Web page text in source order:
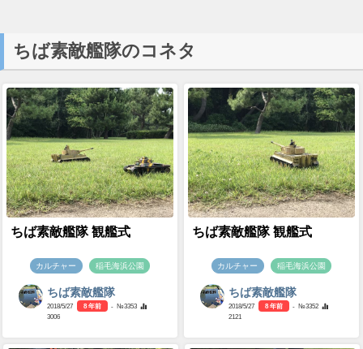
ちば素敵艦隊のコネタ
ちば素敵艦隊 観艦式
カルチャー 稲毛海浜公園
ちば素敵艦隊
2018/5/27 8 年前
- №3353
3006
ちば素敵艦隊 観艦式
カルチャー 稲毛海浜公園
ちば素敵艦隊
2018/5/27 8 年前
- №3352
2121